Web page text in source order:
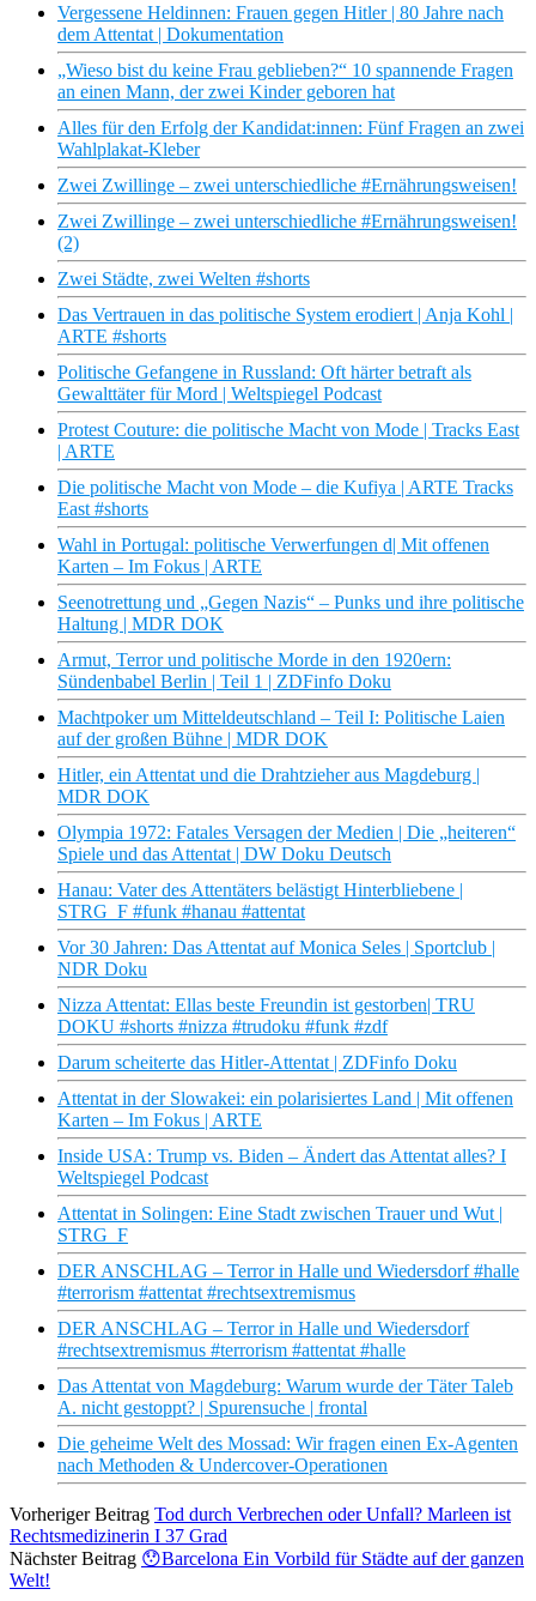
Vergessene Heldinnen: Frauen gegen Hitler | 80 Jahre nach
dem Attentat | Dokumentation
„Wieso bist du keine Frau geblieben?“ 10 spannende Fragen
an einen Mann, der zwei Kinder geboren hat
Alles für den Erfolg der Kandidat:innen: Fünf Fragen an zwei
Wahlplakat-Kleber
Zwei Zwillinge – zwei unterschiedliche #Ernährungsweisen!
Zwei Zwillinge – zwei unterschiedliche #Ernährungsweisen!
(2)
Zwei Städte, zwei Welten #shorts
Das Vertrauen in das politische System erodiert | Anja Kohl |
ARTE #shorts
Politische Gefangene in Russland: Oft härter betraft als
Gewalttäter für Mord | Weltspiegel Podcast
Protest Couture: die politische Macht von Mode | Tracks East
| ARTE
Die politische Macht von Mode – die Kufiya | ARTE Tracks
East #shorts
Wahl in Portugal: politische Verwerfungen d| Mit offenen
Karten – Im Fokus | ARTE
Seenotrettung und „Gegen Nazis“ – Punks und ihre politische
Haltung | MDR DOK
Armut, Terror und politische Morde in den 1920ern:
Sündenbabel Berlin | Teil 1 | ZDFinfo Doku
Machtpoker um Mitteldeutschland – Teil I: Politische Laien
auf der großen Bühne | MDR DOK
Hitler, ein Attentat und die Drahtzieher aus Magdeburg |
MDR DOK
Olympia 1972: Fatales Versagen der Medien | Die „heiteren“
Spiele und das Attentat | DW Doku Deutsch
Hanau: Vater des Attentäters belästigt Hinterbliebene |
STRG_F #funk #hanau #attentat
Vor 30 Jahren: Das Attentat auf Monica Seles | Sportclub |
NDR Doku
Nizza Attentat: Ellas beste Freundin ist gestorben| TRU
DOKU #shorts #nizza #trudoku #funk #zdf
Darum scheiterte das Hitler-Attentat | ZDFinfo Doku
Attentat in der Slowakei: ein polarisiertes Land | Mit offenen
Karten – Im Fokus | ARTE
Inside USA: Trump vs. Biden – Ändert das Attentat alles? I
Weltspiegel Podcast
Attentat in Solingen: Eine Stadt zwischen Trauer und Wut |
STRG_F
DER ANSCHLAG – Terror in Halle und Wiedersdorf #halle
#terrorism #attentat #rechtsextremismus
DER ANSCHLAG – Terror in Halle und Wiedersdorf
#rechtsextremismus #terrorism #attentat #halle
Das Attentat von Magdeburg: Warum wurde der Täter Taleb
A. nicht gestoppt? | Spurensuche | frontal
Die geheime Welt des Mossad: Wir fragen einen Ex-Agenten
nach Methoden & Undercover-Operationen
Vorheriger Beitrag Tod durch Verbrechen oder Unfall? Marleen ist
Rechtsmedizinerin I 37 Grad
Nächster Beitrag 😯Barcelona Ein Vorbild für Städte auf der ganzen
Welt!